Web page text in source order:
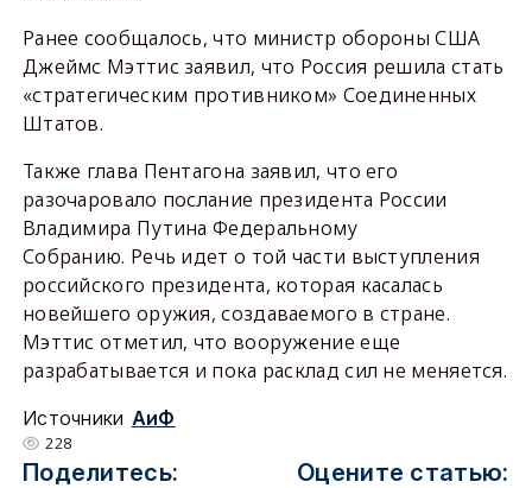
Ранее сообщалось, что министр обороны США
Джеймс Мэттис заявил, что Россия решила стать
«стратегическим противником» Соединенных
Штатов.
Также глава Пентагона заявил, что его
разочаровало послание президента России
Владимира Путина Федеральному
Собранию. Речь идет о той части выступления
российского президента, которая касалась
новейшего оружия, создаваемого в стране.
Мэттис отметил, что вооружение еще
разрабатывается и пока расклад сил не меняется.
Источники АиФ
228
Поделитесь: Оцените статью: